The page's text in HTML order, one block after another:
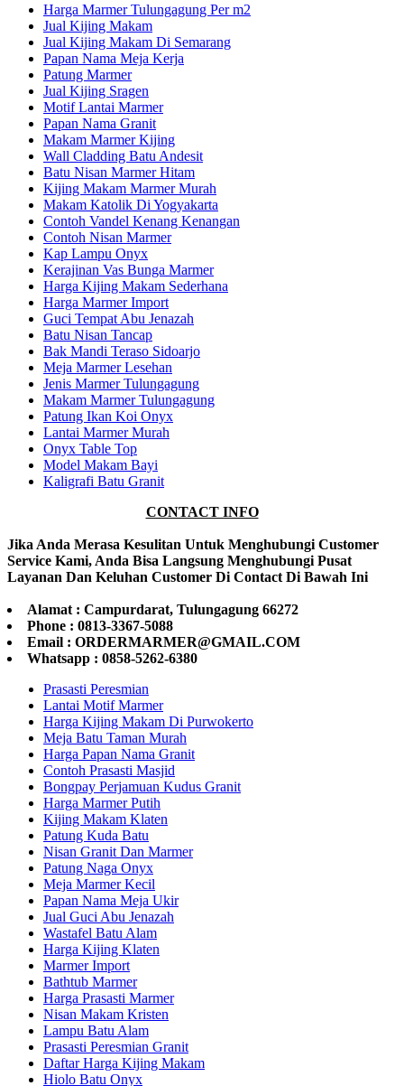
Harga Marmer Tulungagung Per m2
Jual Kijing Makam
Jual Kijing Makam Di Semarang
Papan Nama Meja Kerja
Patung Marmer
Jual Kijing Sragen
Motif Lantai Marmer
Papan Nama Granit
Makam Marmer Kijing
Wall Cladding Batu Andesit
Batu Nisan Marmer Hitam
Kijing Makam Marmer Murah
Makam Katolik Di Yogyakarta
Contoh Vandel Kenang Kenangan
Contoh Nisan Marmer
Kap Lampu Onyx
Kerajinan Vas Bunga Marmer
Harga Kijing Makam Sederhana
Harga Marmer Import
Guci Tempat Abu Jenazah
Batu Nisan Tancap
Bak Mandi Teraso Sidoarjo
Meja Marmer Lesehan
Jenis Marmer Tulungagung
Makam Marmer Tulungagung
Patung Ikan Koi Onyx
Lantai Marmer Murah
Onyx Table Top
Model Makam Bayi
Kaligrafi Batu Granit
CONTACT INFO
Jika Anda Merasa Kesulitan Untuk Menghubungi Customer
Service Kami, Anda Bisa Langsung Menghubungi Pusat
Layanan Dan Keluhan Customer Di Contact Di Bawah Ini
Alamat : Campurdarat, Tulungagung 66272
Phone : 0813-3367-5088
Email : ORDERMARMER@GMAIL.COM
Whatsapp : 0858-5262-6380
Prasasti Peresmian
Lantai Motif Marmer
Harga Kijing Makam Di Purwokerto
Meja Batu Taman Murah
Harga Papan Nama Granit
Contoh Prasasti Masjid
Bongpay Perjamuan Kudus Granit
Harga Marmer Putih
Kijing Makam Klaten
Patung Kuda Batu
Nisan Granit Dan Marmer
Patung Naga Onyx
Meja Marmer Kecil
Papan Nama Meja Ukir
Jual Guci Abu Jenazah
Wastafel Batu Alam
Harga Kijing Klaten
Marmer Import
Bathtub Marmer
Harga Prasasti Marmer
Nisan Makam Kristen
Lampu Batu Alam
Prasasti Peresmian Granit
Daftar Harga Kijing Makam
Hiolo Batu Onyx